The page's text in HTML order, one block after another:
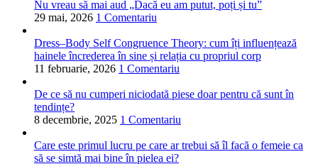
Nu vreau să mai aud „Dacă eu am putut, poți și tu”
29 mai, 2026 1 Comentariu
Dress–Body Self Congruence Theory: cum îți influențează
hainele încrederea în sine și relația cu propriul corp
11 februarie, 2026 1 Comentariu
De ce să nu cumperi niciodată piese doar pentru că sunt în
tendințe?
8 decembrie, 2025 1 Comentariu
Care este primul lucru pe care ar trebui să îl facă o femeie ca
să se simtă mai bine în pielea ei?